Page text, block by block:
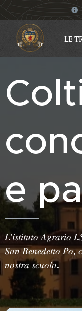
LE
e
𝐿'𝑖𝑠𝑡𝑖𝑡𝑢𝑡𝑜 𝐴𝑔𝑟𝑎𝑟𝑖𝑜
𝑆𝑎𝑛 𝐵𝑒𝑛𝑒𝑑𝑒𝑡𝑡𝑜 𝑃𝑜,
𝑛𝑜𝑠𝑡𝑟𝑎 𝑠𝑐𝑢𝑜𝑙𝑎.